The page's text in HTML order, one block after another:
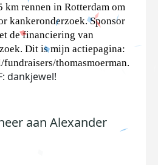
km rennen in Rotterdam om
kankeronderzoek. Sponsor
de financiering van
Dit is mijn actiepagina:
thomasmoerman.
dankjewel!
aan Alexander